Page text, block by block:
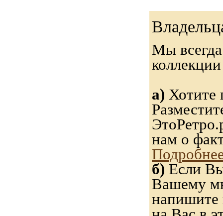
Мы
а) Хотите
нам о
б) Если
Вашему
напишите